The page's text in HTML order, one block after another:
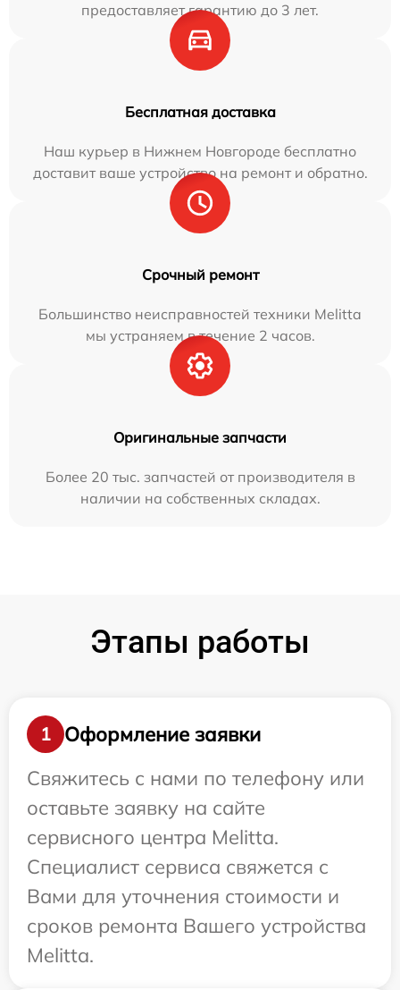
предоставляет гарантию до 3 лет.
Бесплатная доставка
Наш курьер в Нижнем Новгороде бесплатно
доставит ваше устройство на ремонт и обратно.
Срочный ремонт
Большинство неисправностей техники Melitta
мы устраняем в течение 2 часов.
Оригинальные запчасти
Более 20 тыс. запчастей от производителя в
наличии на собственных складах.
Этапы работы
1
Оформление заявки
Свяжитесь с нами по телефону или
оставьте заявку на сайте
сервисного центра Melitta.
Специалист сервиса свяжется с
Вами для уточнения стоимости и
сроков ремонта Вашего устройства
Melitta.